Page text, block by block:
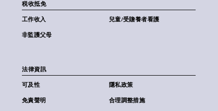
税收抵免
工作收入 兒童/受贍養者看護
非監護父母
法律資訊
可及性 隱私政策
免責聲明 合理調整措施